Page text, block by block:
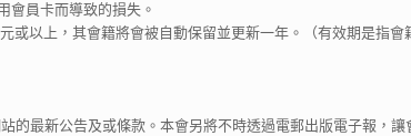
會員卡而導致的損失。
或以上，其會籍將會被自動保留並更新一年。（有效期是指
最新公告及或條款。本會另將不時透過電郵出版電子報，讓